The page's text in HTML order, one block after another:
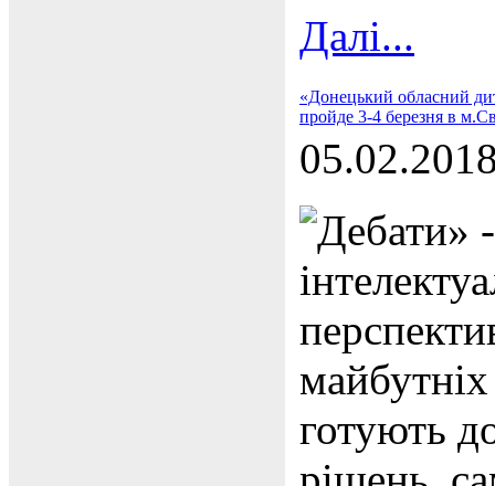
Далі...
«Донецький обласний
пройде 3-4 березня в
Дебати»
майбутніх
готують